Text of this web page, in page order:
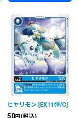
ヒヤリモン [EX11弾/C]
50 (税込)